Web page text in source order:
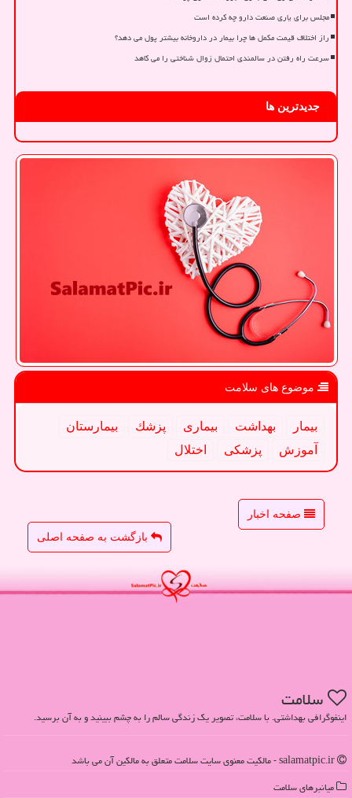
مجلس برای یاری صنعت دارو چه کرده است
راز اختلاف قیمت مکمل ها چرا بیمار در داروخانه بیشتر پول می دهد؟
سرعت راه رفتن در سالمندی احتمال زوال شناختی را می کاهد
جدیدترین ها
موضوع های سلامت
بیمار بهداشت بیماری پزشك
بیمارستان
آموزش
پزشكی اختلال
صفحه اخبار
بازگشت به صفحه اصلی
سلامت
اینفوگرافی بهداشتی. با سلامت، تصویر یک زندگی سالم را به چشم ببینید و به آن برسید.
میانبرهای سلامت